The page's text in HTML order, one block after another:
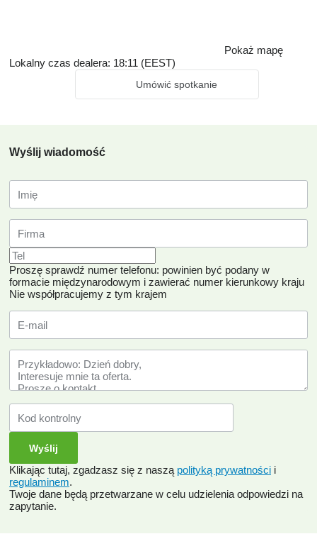
Pokaż mapę
Lokalny czas dealera: 18:11 (EEST)
Umówić spotkanie
Wyślij wiadomość
Proszę sprawdź numer telefonu: powinien być podany w
formacie międzynarodowym i zawierać numer kierunkowy kraju
Nie współpracujemy z tym krajem
Klikając tutaj, zgadzasz się z naszą polityką prywatności i
regulaminem.
Twoje dane będą przetwarzane w celu udzielenia odpowiedzi na
zapytanie.